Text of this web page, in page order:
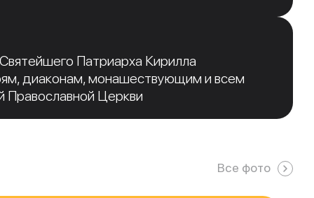
Патриарха Кирилла
диаконам, монашествующим и всем
Православной Церкви
Все фото